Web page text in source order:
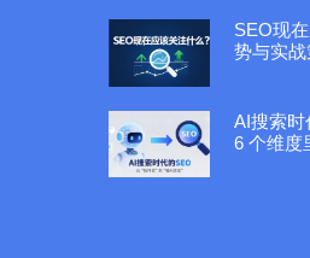
SEO现
势与实战
AI搜索
6 个维度